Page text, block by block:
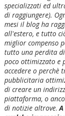
specializzati ed
di raggiungere).
mesi il blog ha
all'estero, e tutto
miglior compenso
tutto una perdita
poco ottimizzato e
accedere o perchè
pubblicitaria
di creare un
piattaforma, o
di notizie altrove.